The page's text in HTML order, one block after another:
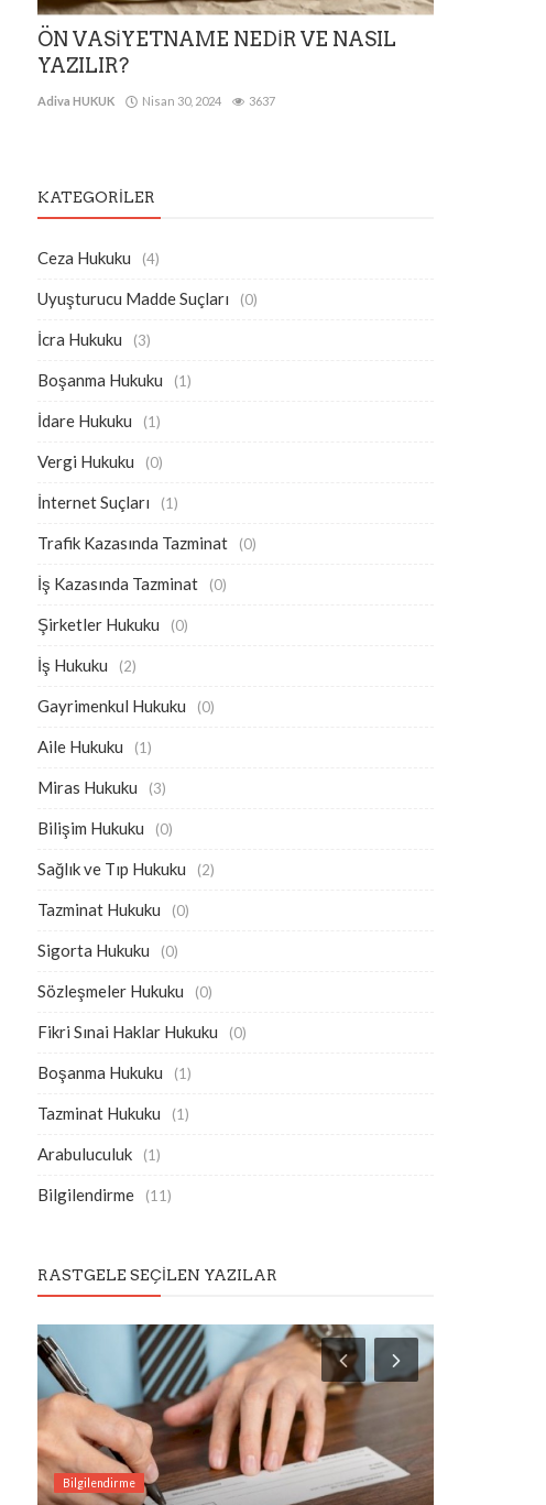
ÖN VASİYETNAME NEDİR VE NASIL
YAZILIR?
Adiva HUKUK Nisan 30, 2024 3637
KATEGORILER
Ceza Hukuku (4)
Uyuşturucu Madde Suçları (0)
İcra Hukuku (3)
Boşanma Hukuku (1)
İdare Hukuku (1)
Vergi Hukuku (0)
İnternet Suçları (1)
Trafik Kazasında Tazminat (0)
İş Kazasında Tazminat (0)
Şirketler Hukuku (0)
İş Hukuku (2)
Gayrimenkul Hukuku (0)
Aile Hukuku (1)
Miras Hukuku (3)
Bilişim Hukuku (0)
Sağlık ve Tıp Hukuku (2)
Tazminat Hukuku (0)
Sigorta Hukuku (0)
Sözleşmeler Hukuku (0)
Fikri Sınai Haklar Hukuku (0)
Boşanma Hukuku (1)
Tazminat Hukuku (1)
Arabuluculuk (1)
Bilgilendirme (11)
RASTGELE SEÇILEN YAZILAR
Bilgilendirme